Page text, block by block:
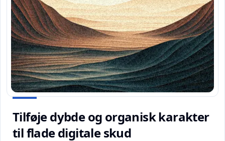
Tilføje dybde og organisk karakter
til flade digitale skud